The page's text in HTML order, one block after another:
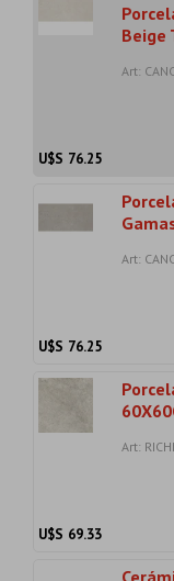
Beige
Art:
U$S 76.25
Art:
U$S 76.25
Art:
U$S 69.33